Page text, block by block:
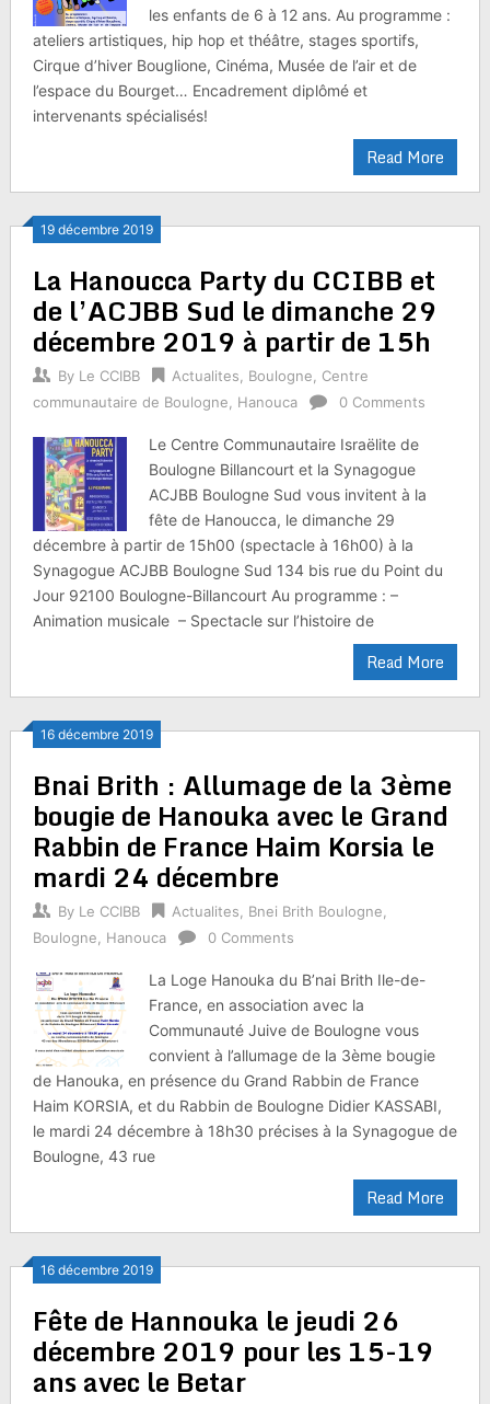
les enfants de 6 à 12 ans. Au programme :
ateliers artistiques, hip hop et théâtre, stages sportifs,
Cirque d’hiver Bouglione, Cinéma, Musée de l’air et de
l’espace du Bourget… Encadrement diplômé et
intervenants spécialisés!
Read More
19 décembre 2019
La Hanoucca Party du CCIBB et
de l’ACJBB Sud le dimanche 29
décembre 2019 à partir de 15h
By Le CCIBB Actualites Boulogne
Centre
communautaire de Boulogne
Hanouca 0 Comments
Le Centre Communautaire Israëlite de
Boulogne Billancourt et la Synagogue
ACJBB Boulogne Sud vous invitent à la
fête de Hanoucca, le dimanche 29
décembre à partir de 15h00 (spectacle à 16h00) à la
Synagogue ACJBB Boulogne Sud 134 bis rue du Point du
Jour 92100 Boulogne-Billancourt Au programme : –
Animation musicale – Spectacle sur l’histoire de
Read More
16 décembre 2019
Bnai Brith : Allumage de la 3ème
bougie de Hanouka avec le Grand
Rabbin de France Haim Korsia le
mardi 24 décembre
By Le CCIBB Actualites Bnei Brith Boulogne
Boulogne
Hanouca 0 Comments
La Loge Hanouka du B’nai Brith Ile-de-
France, en association avec la
Communauté Juive de Boulogne vous
convient à l’allumage de la 3ème bougie
de Hanouka, en présence du Grand Rabbin de France
Haim KORSIA, et du Rabbin de Boulogne Didier KASSABI,
le mardi 24 décembre à 18h30 précises à la Synagogue de
Boulogne, 43 rue
Read More
16 décembre 2019
Fête de Hannouka le jeudi 26
décembre 2019 pour les 15-19
ans avec le Betar